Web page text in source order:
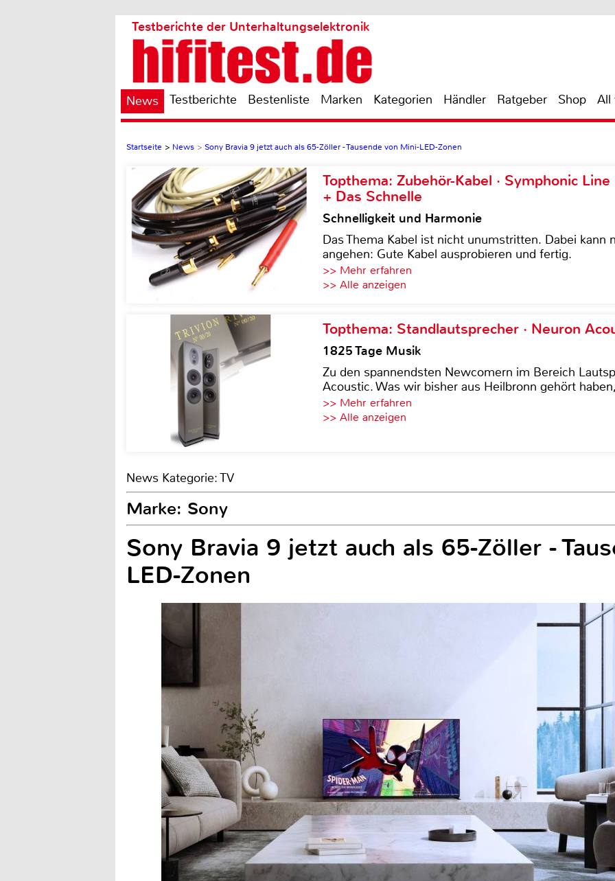
Testberichte der Unterhaltungselektronik
News Testberichte Bestenliste Marken Kategorien Händler Ratgeber Shop All
Startseite > News > Sony Bravia 9 jetzt auch als 65-Zöller - Tausende von Mini-LED-Zonen
Topthema: Zubehör-Kabel · Symphonic
+ Das Schnelle
Schnelligkeit und Harmonie
Das Thema Kabel ist nicht unumstritten. Dabei kann
angehen: Gute Kabel ausprobieren und fertig.
>> Mehr erfahren
>> Alle anzeigen
Topthema: Standlautsprecher · Neuron
1825 Tage Musik
Zu den spannendsten Newcomern im Bereich
Acoustic. Was wir bisher aus Heilbronn gehört
>> Mehr erfahren
>> Alle anzeigen
News Kategorie: TV
Marke: Sony
Sony Bravia 9 jetzt auch als 65-Zöller -
LED-Zonen